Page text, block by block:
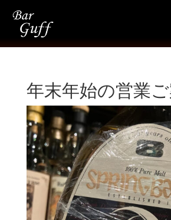
年末年始の営業